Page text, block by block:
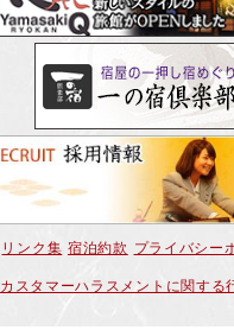
リンク集 宿泊約款 プライバシー
カスタマーハラスメントに関する